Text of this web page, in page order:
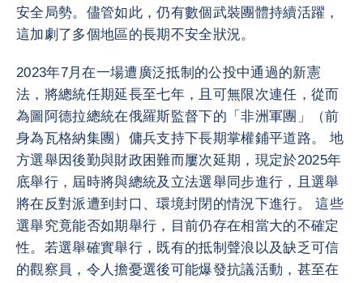
安全局勢。儘管如此，仍有數個武裝團體持續活躍，
這加劇了多個地區的長期不安全狀況。
2023年7月在一場遭廣泛抵制的公投中通過的新憲
法，將總統任期延長至七年，且可無限次連任，從而
為圖阿德拉總統在俄羅斯監督下的「非洲軍團」（前
身為瓦格納集團）傭兵支持下長期掌權鋪平道路。 地
方選舉因後勤與財政困難而屢次延期，現定於2025年
底舉行，屆時將與總統及立法選舉同步進行，且選舉
將在反對派遭到封口、環境封閉的情況下進行。 這些
選舉究竟能否如期舉行，目前仍存在相當大的不確定
性。若選舉確實舉行，既有的抵制聲浪以及缺乏可信
的觀察員，令人擔憂選後可能爆發抗議活動，甚至在